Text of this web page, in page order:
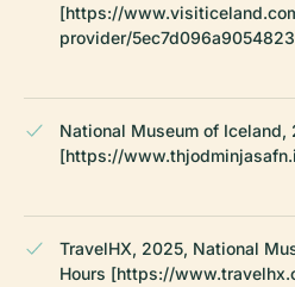
[https://
provider/
National Museum of
[https://
TravelHX, 2025, National
Hours [https://